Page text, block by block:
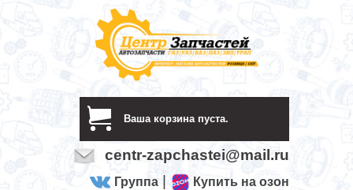
Ваша корзина пуста.
centr-zapchastei@mail.ru
Группа Купить на озон